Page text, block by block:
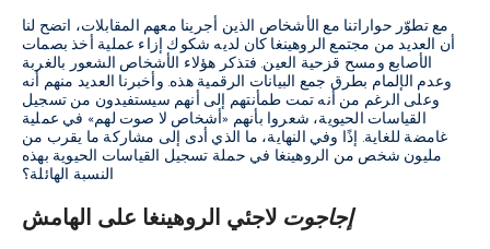
مع تطوّر حواراتنا مع الأشخاص الذين أجرينا معهم المقابلات، اتضح لنا
أن العديد من مجتمع الروهينغا كان لديه شكوك إزاء عملية أخذ بصمات
الأصابع ومسح قزحية العين. فتذكر هؤلاء الأشخاص الشعور بالغربة
وعدم الإلمام بطرق جمع البيانات الرقمية هذه. وأخبرنا العديد منهم أنه
وعلى الرغم من أنه تمت طمأنتهم إلى أنهم سيستفيدون من تسجيل
القياسات الحيوية، شعروا بأنهم «أشخاص لا صوت لهم» في عملية
غامضة للغاية. إذًا وفي النهاية، ما الذي أدى إلى مشاركة ما يقرب من
مليون شخص من الروهينغا في حملة تسجيل القياسات الحيوية بهذه
النسبة الهائلة؟
إجاجوت لاجئي الروهينغا على الهامش